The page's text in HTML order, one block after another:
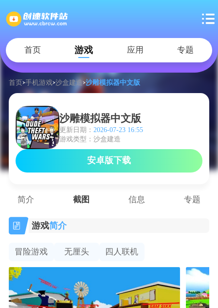
首页 游戏 应用 专题
首页 手机游戏 沙盒建造 沙雕模拟器中文版
沙雕模拟器中文版
更新日期： 2026-07-23 16:55
游戏类型：沙盒建造
安卓版下载
简介 截图 信息 专题
游戏简介
冒险游戏 无厘头 四人联机